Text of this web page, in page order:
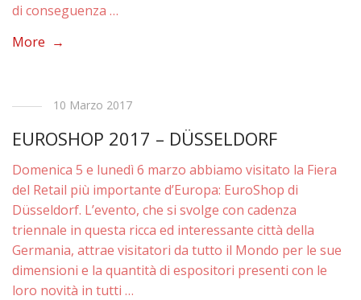
di conseguenza …
More →
10 Marzo 2017
EUROSHOP 2017 – DÜSSELDORF
Domenica 5 e lunedì 6 marzo abbiamo visitato la Fiera
del Retail più importante d’Europa: EuroShop di
Düsseldorf. L’evento, che si svolge con cadenza
triennale in questa ricca ed interessante città della
Germania, attrae visitatori da tutto il Mondo per le sue
dimensioni e la quantità di espositori presenti con le
loro novità in tutti …